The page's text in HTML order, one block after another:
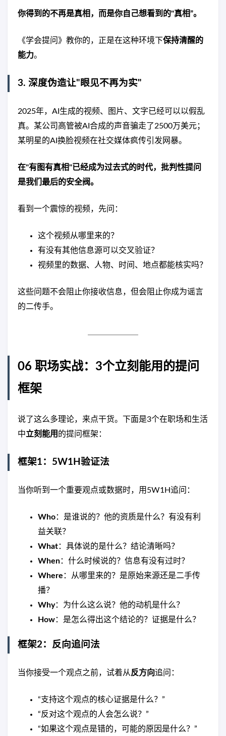
你得到的不再是真相，而是你自己想看到的"真相”。
《学会提问》教你的，正是在这种环境下保持清醒的
能力。
3. 深度伪造让"眼见不再为实"
2025年，AI生成的视频、图片、文字已经可以以假乱
真。某公司高管被AI合成的声音骗走了2500万美元；
某明星的AI换脸视频在社交媒体疯传引发网暴。
在"有图有真相"已经成为过去式的时代，批判性提问
是我们最后的安全阀。
看到一个震惊的视频，先问：
这个视频从哪里来的？
有没有其他信息源可以交叉验证？
视频里的数据、人物、时间、地点都能核实吗？
这些问题不会阻止你接收信息，但会阻止你成为谣言
的二传手。
06 职场实战：3个立刻能用的提问
框架
说了这么多理论，来点干货。下面是3个在职场和生活
中立刻能用 的提问框架：
框架1：5W1H验证法
当你听到一个重要观点或数据时，用5W1H追问：
Who：是谁说的？他的资质是什么？有没有利
益关联？
What：具体说的是什么？结论清晰吗？
When：什么时候说的？信息有没有过时？
Where ：从哪里来的？是原始来源还是二手传
播？
Why：为什么这么说？他的动机是什么？
How：是怎么得出这个结论的？证据是什么？
框架2：反向追问法
当你接受一个观点之前，试着从反方向追问：
“支持这个观点的核心证据是什么？”
“反对这个观点的人会怎么说？”
“如果这个观点是错的，可能的原因是什么？”